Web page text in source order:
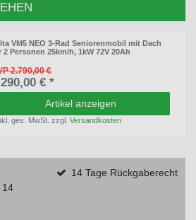
VM5 NEO 3-Rad Seniorenmobil mit Dach
2 Personen 25km/h, 1kW 72V 20Ah
2.790,00 €
€ *
Artikel anzeigen
ges. MwSt. zzgl.Versandkosten
14
14 Tage Rückgaberecht